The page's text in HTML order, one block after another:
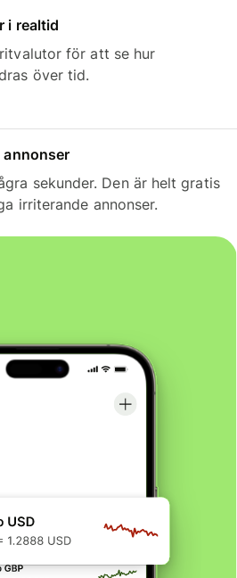
i realtid
för att se hur
över tid.
annonser
sekunder. Den är helt gratis
irriterande annonser.